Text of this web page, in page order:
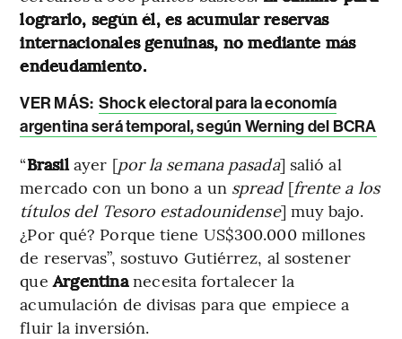
lograrlo, según él, es acumular reservas
internacionales genuinas, no mediante más
endeudamiento.
VER MÁS: Shock electoral para la economía
argentina será temporal, según Werning del BCRA
“Brasilayer [por la semana pasada] salió al
mercado con un bono a un spread [frente a los
títulos del Tesoro estadounidense] muy bajo.
¿Por qué? Porque tiene US$300.000 millones
de reservas”, sostuvo Gutiérrez, al sostener
queArgentinanecesita fortalecer la
acumulación de divisas para que empiece a
fluir la inversión.